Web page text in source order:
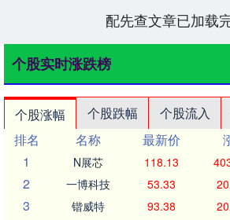
配先查文章已加载
个股实时涨跌榜
个股涨幅 个股跌幅 个股流入
排名
名称 最新价
1
N展芯 118.13
2 一博科技 53.33
3 锴威特 93.38